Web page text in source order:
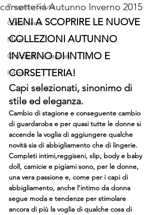
Progetto Salute
Corsetteria
Mare
Ortopedici e sanitari
Intimo
corsetteria Autunno Inverno 2015
VIENI A SCOPRIRE LE NUOVE
COLLEZIONI AUTUNNO
INVERNO DI INTIMO E
CORSETTERIA!
Capi selezionati, sinonimo di
stile ed eleganza.
Cambio di stagione e conseguente cambio
di guardaroba e per quasi tutte le donne si
accende la voglia di aggiungere qualche
novità sia di abbigliamento che di lingerie.
Completi intimi,reggiseni, slip, body e baby
doll, camicie e pigiami sono, per le donne,
una vera passione e, come per i capi di
abbigliamento, anche l’intimo da donna
segue moda e tendenze per stimolare
ancora di più la voglia di qualche cosa di